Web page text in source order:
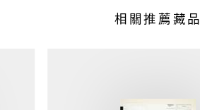
相關推薦藏品